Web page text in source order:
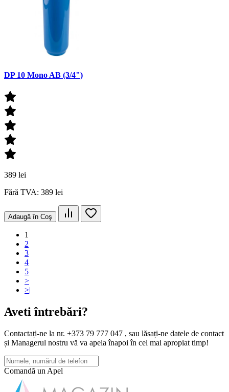
DP 10 Mono AB (3/4")
389 lei
Fără TVA: 389 lei
Adaugă în Coş
1
2
3
4
5
>
>|
Aveti întrebări?
Contactați-ne la nr. +373 79 777 047 , sau lăsați-ne datele de contact
și Managerul nostru vă va apela înapoi în cel mai apropiat timp!
Comandă un Apel